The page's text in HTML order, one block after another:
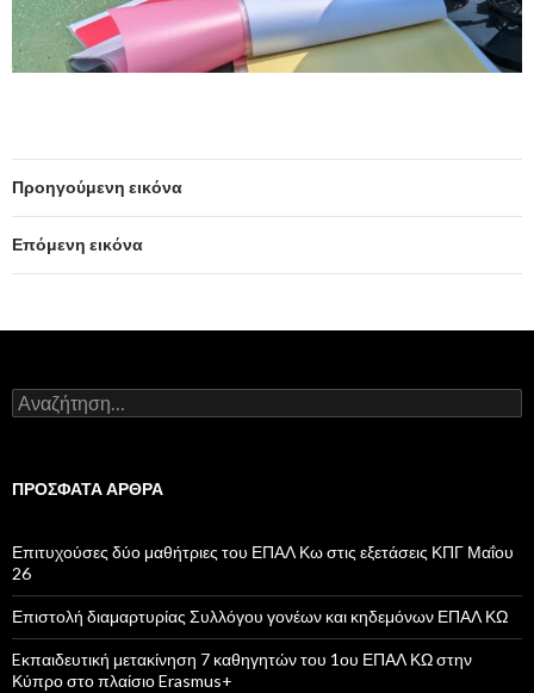
Προηγούμενη εικόνα
Επόμενη εικόνα
Α
ν
ή
σ
η
γ
ι
α
:
ΠΡΌΣΦΑΤΑ ΆΡΘΡΑ
Επιτυχούσες δύο μαθήτριες του ΕΠΑΛ Κω στις εξετάσεις ΚΠΓ Μαΐου
26
Επιστολή διαμαρτυρίας Συλλόγου γονέων και κηδεμόνων ΕΠΑΛ ΚΩ
Eκπαιδευτική μετακίνηση 7 καθηγητών του 1ου ΕΠΑΛ ΚΩ στην
Κύπρο στο πλαίσιο Erasmus+